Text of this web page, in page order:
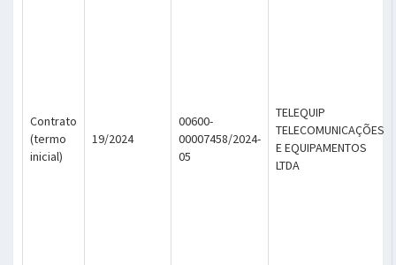
Contrato
(termo
inicial)
19/2024
00600-
00007458/2024-
05
TELEQUIP
TELECOMUNICAÇÕES
E EQUIPAMENTOS
LTDA